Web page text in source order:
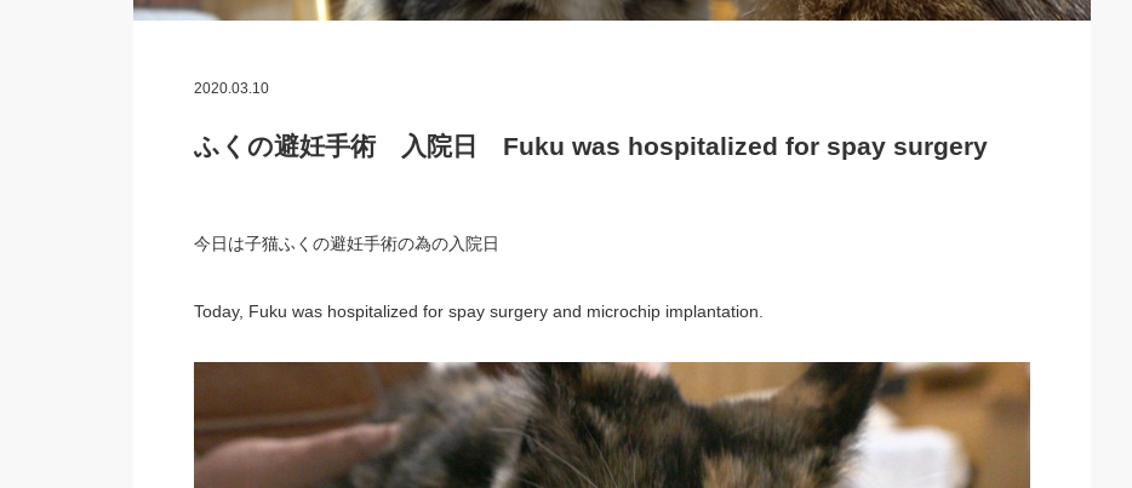
2020.03.10
ふくの避妊手術 入院日 Fuku was hospitalized for spay surgery
今日は子猫ふくの避妊手術の為の入院日
Today, Fuku was hospitalized for spay surgery and microchip implantation.